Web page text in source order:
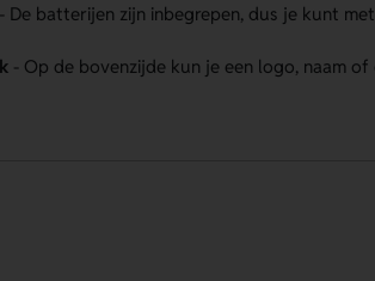
- De batterijen zijn inbegrepen, dus je kunt
- Op de bovenzijde kun je een logo, naam